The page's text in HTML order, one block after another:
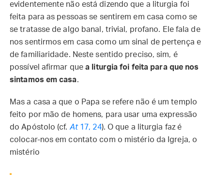
evidentemente não está dizendo que a liturgia foi
feita para as pessoas se sentirem em casa como se
se tratasse de algo banal, trivial, profano. Ele fala de
nos sentirmos em casa como um sinal de pertença e
de familiaridade. Neste sentido preciso, sim, é
possível afirmar quea liturgia foi feita para que nos
sintamos em casa.
Mas a casa a que o Papa se refere não é um templo
feito por mão de homens, para usar uma expressão
do Apóstolo (cf. At17, 24). O que a liturgia faz é
colocar-nos em contato com o mistério da Igreja, o
mistério